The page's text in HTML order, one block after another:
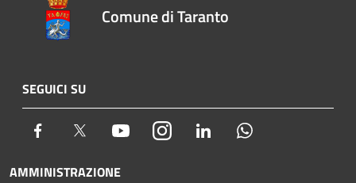
Comune di Taranto
SEGUICI SU
Facebook Twitter YoutubeInstagram LinkedIn
AMMINISTRAZIONE